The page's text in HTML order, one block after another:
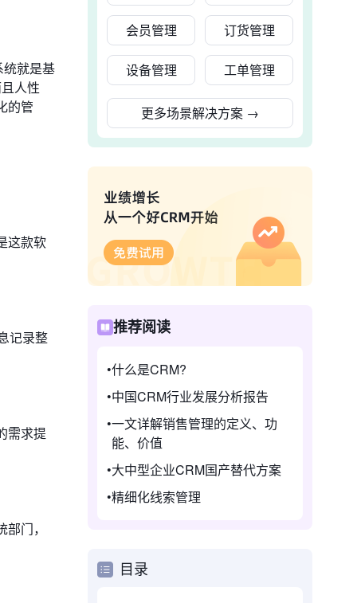
就是基
人性
的管
这款软
记录整
需求提
门，
会员管理 订货管理
设备管理 工单管理
更多场景解决方案 →
推荐阅读
什么是CRM?
中国CRM行业发展分析报告
一文详解销售管理的定义、功
能、价值
大中型企业CRM国产替代方案
精细化线索管理
目录